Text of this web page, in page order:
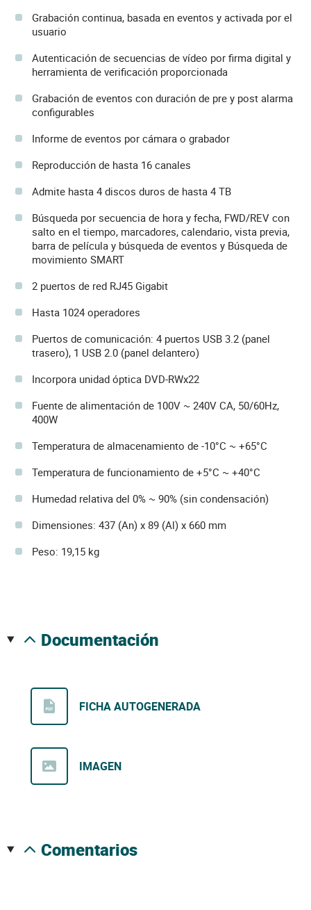
Grabación continua, basada en eventos y activada por el
usuario
Autenticación de secuencias de vídeo por firma digital y
herramienta de verificación proporcionada
Grabación de eventos con duración de pre y post alarma
configurables
Informe de eventos por cámara o grabador
Reproducción de hasta 16 canales
Admite hasta 4 discos duros de hasta 4 TB
Búsqueda por secuencia de hora y fecha, FWD/REV con
salto en el tiempo, marcadores, calendario, vista previa,
barra de película y búsqueda de eventos y Búsqueda de
movimiento SMART
2 puertos de red RJ45 Gigabit
Hasta 1024 operadores
Puertos de comunicación: 4 puertos USB 3.2 (panel
trasero), 1 USB 2.0 (panel delantero)
Incorpora unidad óptica DVD-RWx22
Fuente de alimentación de 100V ~ 240V CA, 50/60Hz,
400W
Temperatura de almacenamiento de -10°C ~ +65°C
Temperatura de funcionamiento de +5°C ~ +40°C
Humedad relativa del 0% ~ 90% (sin condensación)
Dimensiones: 437 (An) x 89 (Al) x 660 mm
Peso: 19,15 kg
documentación
FICHA AUTOGENERADA
IMAGEN
comentarios